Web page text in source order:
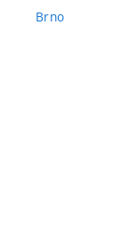
Brno